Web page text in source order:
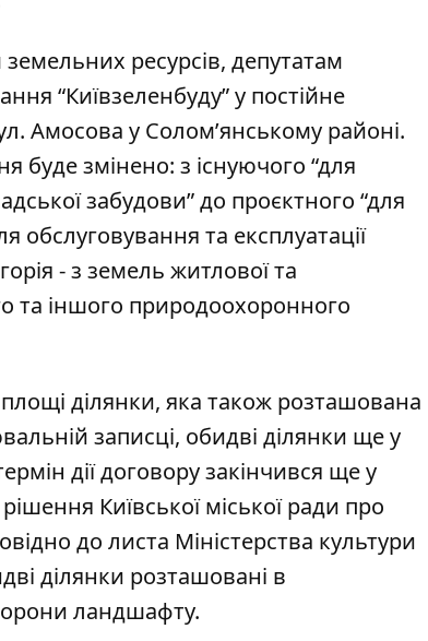
ресурсів, депутатам
“Київзеленбуду” у постійне
Амосова у Солом’янському районі.
буде змінено: з існуючого “для
забудови” до проєктного “для
обслуговування та експлуатації
- з земель житлової та
та іншого природоохоронного
ділянки, яка також розташована
записці, обидві ділянки ще у
дії договору закінчився ще у
Київської міської ради про
до листа Міністерства культури
ділянки розташовані в
ландшафту.